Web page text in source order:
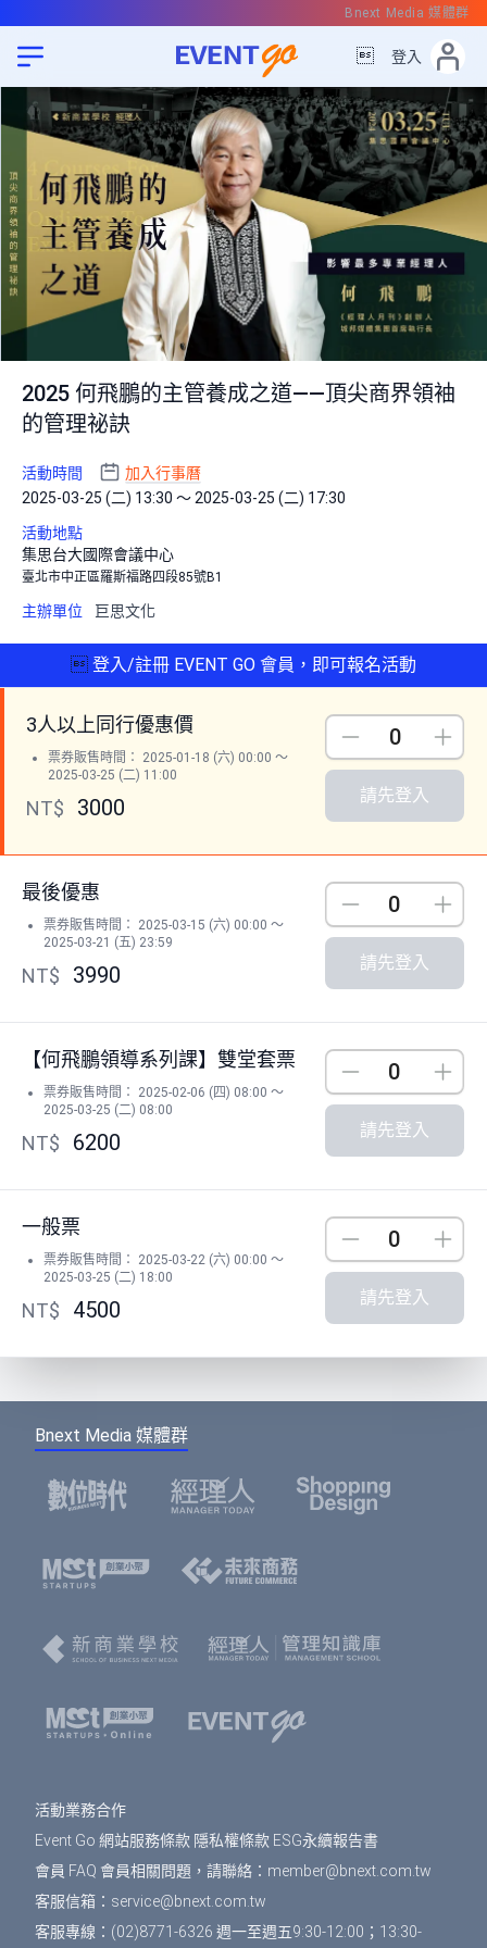
Bnext Media 媒體群
 登入
2025 何飛鵬的主管養成之道——頂尖商界領袖
的管理祕訣
活動時間
加入行事曆
2025-03-25 (二) 13:30 ～ 2025-03-25 (二) 17:30
活動地點
集思台大國際會議中心
臺北市中正區羅斯福路四段85號B1
主辦單位 巨思文化
 登入/註冊 EVENT GO 會員，即可報名活動
3人以上同行優惠價
票券販售時間： 2025-01-18 (六) 00:00 ～
2025-03-25 (二) 11:00
NT$ 3000
Down
請先登入
最後優惠
票券販售時間： 2025-03-15 (六) 00:00 ～
2025-03-21 (五) 23:59
NT$ 3990
Down
請先登入
【何飛鵬領導系列課】雙堂套票
票券販售時間： 2025-02-06 (四) 08:00 ～
2025-03-25 (二) 08:00
NT$ 6200
Down
請先登入
一般票
票券販售時間： 2025-03-22 (六) 00:00 ～
2025-03-25 (二) 18:00
NT$ 4500
Down
請先登入
Bnext Media 媒體群
活動業務合作
Event Go 網站服務條款 隱私權條款 ESG永續報告書
會員 FAQ 會員相關問題，請聯絡： member@bnext.com.tw
客服信箱： service@bnext.com.tw
客服專線：(02)8771-6326 週一至週五9:30-12:00；13:30-